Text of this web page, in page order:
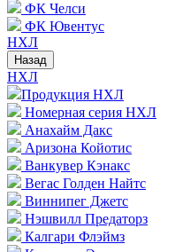
ФК Челси
ФК Ювентус
НХЛ
Назад
НХЛ
Продукция НХЛ
Номерная серия НХЛ
Анахайм Дакс
Аризона Койотис
Ванкувер Кэнакс
Вегас Голден Найтс
Виннипег Джетс
Нэшвилл Предаторз
Калгари Флэймз